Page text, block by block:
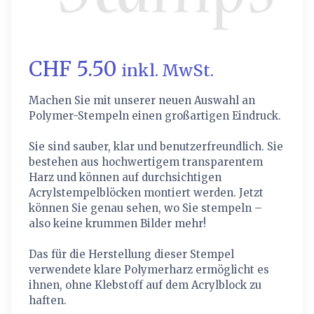
CHF 5.50 inkl. MwSt.
Machen Sie mit unserer neuen Auswahl an
Polymer-Stempeln einen großartigen Eindruck.
Sie sind sauber, klar und benutzerfreundlich. Sie
bestehen aus hochwertigem transparentem
Harz und können auf durchsichtigen
Acrylstempelblöcken montiert werden. Jetzt
können Sie genau sehen, wo Sie stempeln –
also keine krummen Bilder mehr!
Das für die Herstellung dieser Stempel
verwendete klare Polymerharz ermöglicht es
ihnen, ohne Klebstoff auf dem Acrylblock zu
haften.